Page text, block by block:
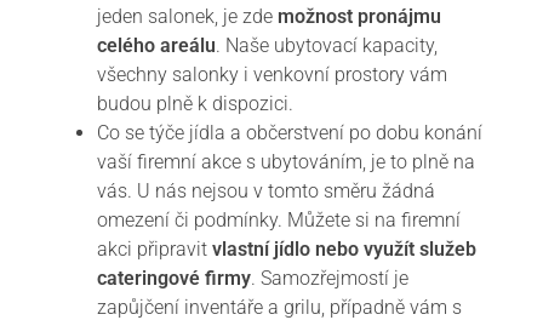
jeden salonek, je zde možnost pronájmu
celého areálu. Naše ubytovací kapacity,
všechny salonky i venkovní prostory vám
budou plně k dispozici.
Co se týče jídla a občerstvení po dobu konání
vaší firemní akce s ubytováním, je to plně na
vás. U nás nejsou v tomto směru žádná
omezení či podmínky. Můžete si na firemní
akci připravit vlastní jídlo nebo využít služeb
cateringové firmy. Samozřejmostí je
zapůjčení inventáře a grilu, případně vám s